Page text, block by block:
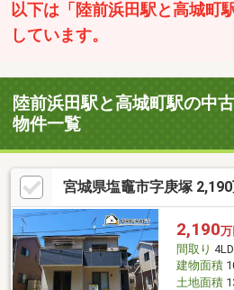
以下は「陸前浜田駅と高城町
しています。
陸前浜田駅と高城町駅の中
物件一覧
宮城県塩竈市字庚塚
2,190万
間取り
建物面積
土地面積